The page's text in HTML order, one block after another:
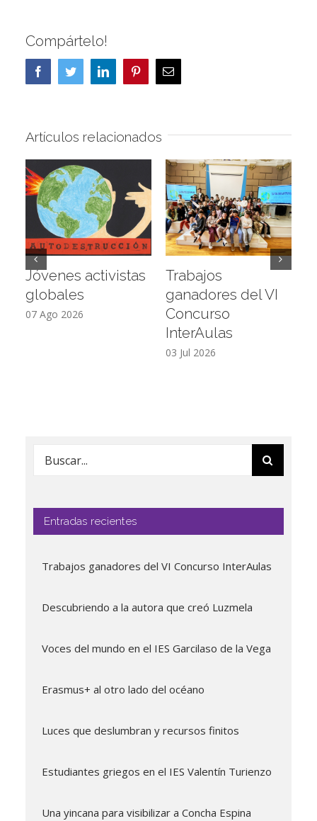
Compártelo!
FacebookTwitterLinkedInPinterestCorreo
electrónico
Artículos relacionados
Jóvenes activistas
globales
07 Ago 2026
Trabajos
ganadores del VI
Concurso
InterAulas
03 Jul 2026
Buscar:
Entradas recientes
Trabajos ganadores del VI Concurso InterAulas
Descubriendo a la autora que creó Luzmela
Voces del mundo en el IES Garcilaso de la Vega
Erasmus+ al otro lado del océano
Luces que deslumbran y recursos finitos
Estudiantes griegos en el IES Valentín Turienzo
Una yincana para visibilizar a Concha Espina